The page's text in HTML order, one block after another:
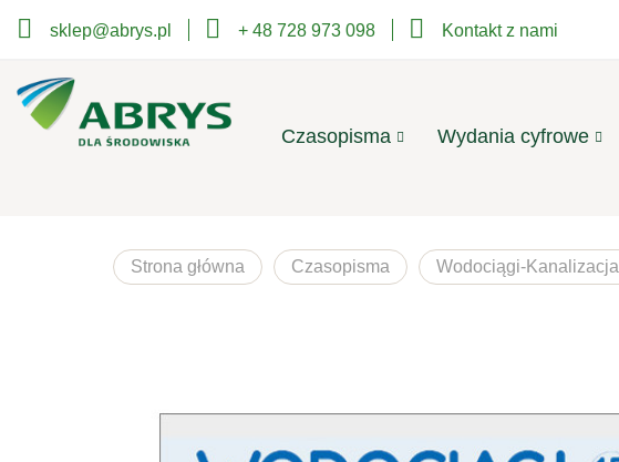
sklep@abrys.pl + 48 728 973 098 Kontakt z nami
Czasopisma Wydania cyfrowe
Strona główna Czasopisma Wodociągi-Kanalizacja